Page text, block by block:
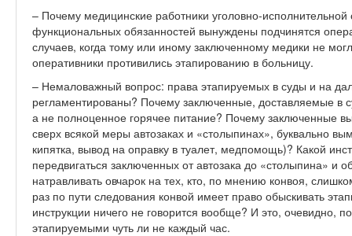
– Почему медицинские работники уголовно-
функциональных обязанностей вынуждены подчинятся
случаев, когда тому или иному заключенному медики не
оперативники противились этапированию в больницу.
– Немаловажный вопрос: права этапируемых в суды и на
регламентированы? Почему заключенные, доставляемые в
а не полноценное горячее питание? Почему заключенные
сверх всякой меры автозаках и «столыпинах», буквально
кипятка, вывод на оправку в туалет, медпомощь)? Какой
передвигаться заключенных от автозака до «столыпина» и
натравливать овчарок на тех, кто, по мнению конвоя,
раз по пути следования конвой имеет право обыскивать
инструкции ничего не говорится вообще? И это, очевидно,
этапируемыми чуть ли не каждый час.